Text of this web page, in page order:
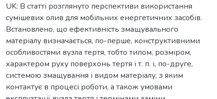
UK: В статті розглянуто перспективи використання
сумішевих олив для мобільних енергетичних засобів.
Встановлено, що ефективність змащувального
матеріалу визначається, по-перше, конструктивними
особливостями вузла тертя, тобто типом, розміром,
характером руху поверхонь тертя і т. п. і, по-друге,
системою змащування і видом матеріалу, з яким
контактує в процесі роботи, а також умовами